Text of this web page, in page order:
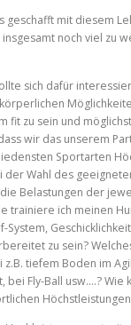
geschafft mit diesem
noch viel zu
sich dafür
fit zu sein und
wir das unserem
Sportarten
Wahl des
Belastungen der
trainiere ich meinen
System,
zu sein?
tiefem Boden im
bei Fly-Ball usw….?